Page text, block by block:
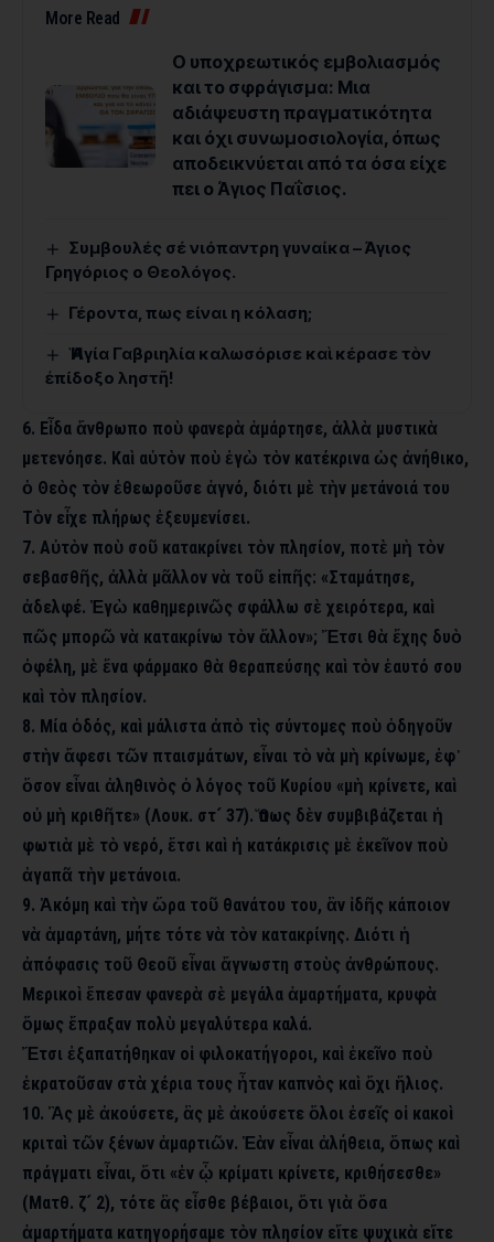
More Read
Ο υποχρεωτικός εμβολιασμός
και το σφράγισμα: Μια
αδιάψευστη πραγματικότητα
και όχι συνωμοσιολογία, όπως
αποδεικνύεται από τα όσα είχε
πει ο Άγιος Παΐσιος.
Συμβουλές σέ νιόπαντρη γυναίκα – Άγιος
Γρηγόριος ο Θεολόγος.
Γέροντα, πως είναι η κόλαση;
Ἡ Ἁγία Γαβριηλία καλωσόρισε καὶ κέρασε τὸν
ἐπίδοξο ληστῆ!
6. Εἶδα ἄνθρωπο ποὺ φανερὰ ἁμάρτησε, ἀλλὰ μυστικὰ
μετενόησε. Καὶ αὐτὸν ποὺ ἐγὼ τὸν κατέκρινα ὡς ἀνήθικο,
ὁ Θεὸς τὸν ἐθεωροῦσε ἁγνό, διότι μὲ τὴν μετάνοιά του
Τὸν εἶχε πλήρως ἐξευμενίσει.
7. Αὐτὸν ποὺ σοῦ κατακρίνει τὸν πλησίον, ποτὲ μὴ τὸν
σεβασθῆς, ἀλλὰ μᾶλλον νὰ τοῦ εἰπῆς: «Σταμάτησε,
ἀδελφέ. Ἐγὼ καθημερινῶς σφάλλω σὲ χειρότερα, καὶ
πῶς μπορῶ νὰ κατακρίνω τὸν ἄλλον»; Ἔτσι θὰ ἔχης δυὸ
ὀφέλη, μὲ ἕνα φάρμακο θὰ θεραπεύσης καὶ τὸν ἑαυτό σου
καὶ τὸν πλησίον.
8. Μία ὁδός, καὶ μάλιστα ἀπὸ τὶς σύντομες ποὺ ὁδηγοῦν
στὴν ἄφεσι τῶν πταισμάτων, εἶναι τὸ νὰ μὴ κρίνωμε, ἐφ᾿
ὅσον εἶναι ἀληθινὸς ὁ λόγος τοῦ Κυρίου «μὴ κρίνετε, καὶ
οὐ μὴ κριθῆτε» (Λουκ. στ´ 37). Ὅπως δὲν συμβιβάζεται ἡ
φωτιὰ μὲ τὸ νερό, ἔτσι καὶ ἡ κατάκρισις μὲ ἐκεῖνον ποὺ
ἀγαπᾶ τὴν μετάνοια.
9. Ἀκόμη καὶ τὴν ὥρα τοῦ θανάτου του, ἂν ἰδῆς κάποιον
νὰ ἁμαρτάνη, μήτε τότε νὰ τὸν κατακρίνης. Διότι ἡ
ἀπόφασις τοῦ Θεοῦ εἶναι ἄγνωστη στοὺς ἀνθρώπους.
Μερικοὶ ἔπεσαν φανερὰ σὲ μεγάλα ἁμαρτήματα, κρυφὰ
ὅμως ἔπραξαν πολὺ μεγαλύτερα καλά.
Ἔτσι ἐξαπατήθηκαν οἱ φιλοκατήγοροι, καὶ ἐκεῖνο ποὺ
ἐκρατοῦσαν στὰ χέρια τους ἦταν καπνὸς καὶ ὄχι ἥλιος.
10. Ἂς μὲ ἀκούσετε, ἂς μὲ ἀκούσετε ὅλοι ἐσεῖς οἱ κακοὶ
κριταὶ τῶν ξένων ἁμαρτιῶν. Ἐὰν εἶναι ἀλήθεια, ὅπως καὶ
πράγματι εἶναι, ὅτι «ἐν ᾧ κρίματι κρίνετε, κριθήσεσθε»
(Ματθ. ζ´ 2), τότε ἂς εἶσθε βέβαιοι, ὅτι γιὰ ὅσα
ἁμαρτήματα κατηγορήσαμε τὸν πλησίον εἴτε ψυχικὰ εἴτε